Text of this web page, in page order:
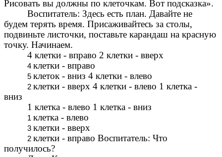
Рисовать вы должны по клеточкам. Вот подсказка».
Воспитатель: Здесь есть план. Давайте не
будем терять время. Присаживайтесь за столы,
подвиньте листочки, поставьте карандаш на красную
точку. Начинаем.
4 клетки - вправо 2 клетки - вверх
клетки - вправо
клеток - вниз 4 клетки - влево
клетки - вверх 4 клетки - влево 1 клетка -
вниз
1 клетка - влево 1 клетка - вниз
клетка - влево
клетки - вверх
клетки - вправо Воспитатель: Что
получилось?